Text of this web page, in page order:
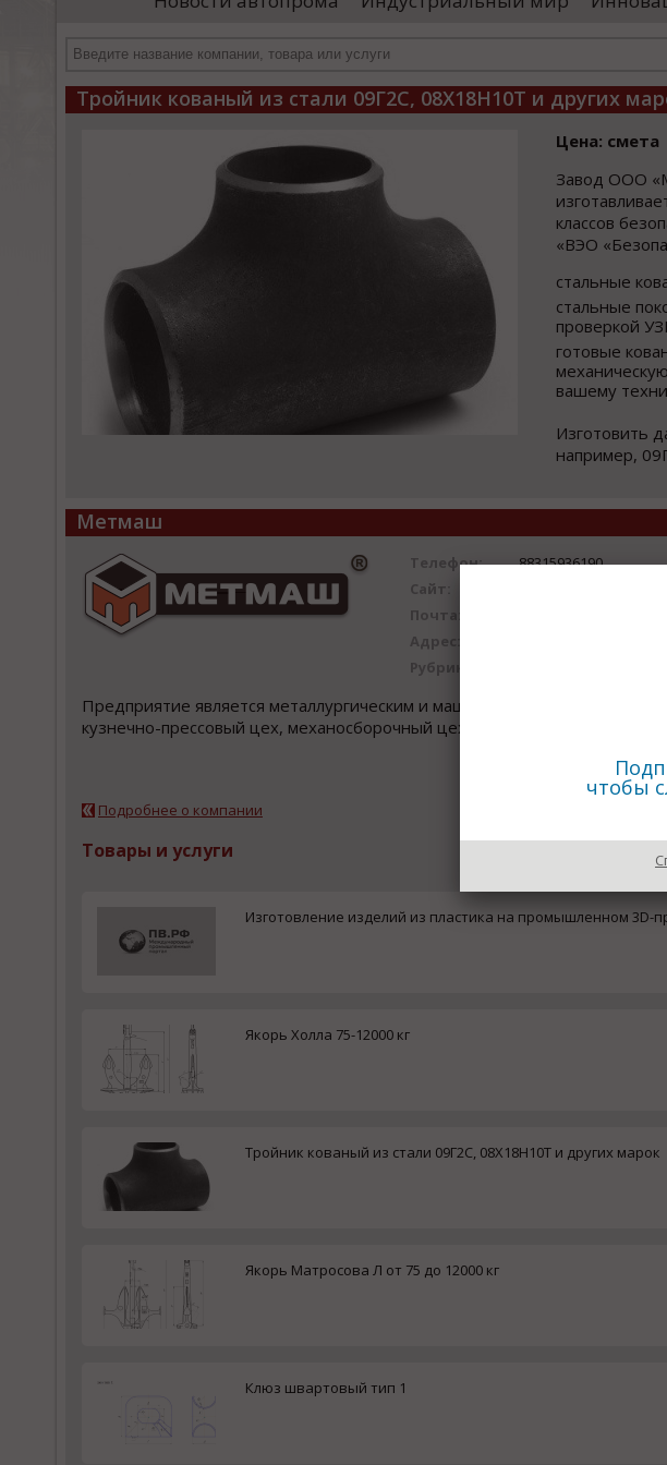
иностранными удостоверяющими центрами.
проводятся необходимые
Тройник кованый из стали 09Г2С, 08Х18Н10Т и других
Цена: смета
Завод ООО
классов
«ВЭО
стальные
стальные
проверкой
готовые
вашему
Изготовить
например,
Метмаш
Телефон:
88315936190
Сайт:
Почта:
Адрес:
606440,
Рубрика:
Предприятия
Предприятие является металлургическим и машиностроительным
кузнечно-прессовый цех, механосборочный цех, модельный цех и
Подробнее о компании
Товары и услуги
Изготовление изделий из пластика на промышленном 3D-
Якорь Холла 75-12000 кг
Тройник кованый из стали 09Г2С, 08Х18Н10Т и других марок
Якорь Матросова Л от 75 до 12000 кг
Клюз швартовый тип 1
чтобы